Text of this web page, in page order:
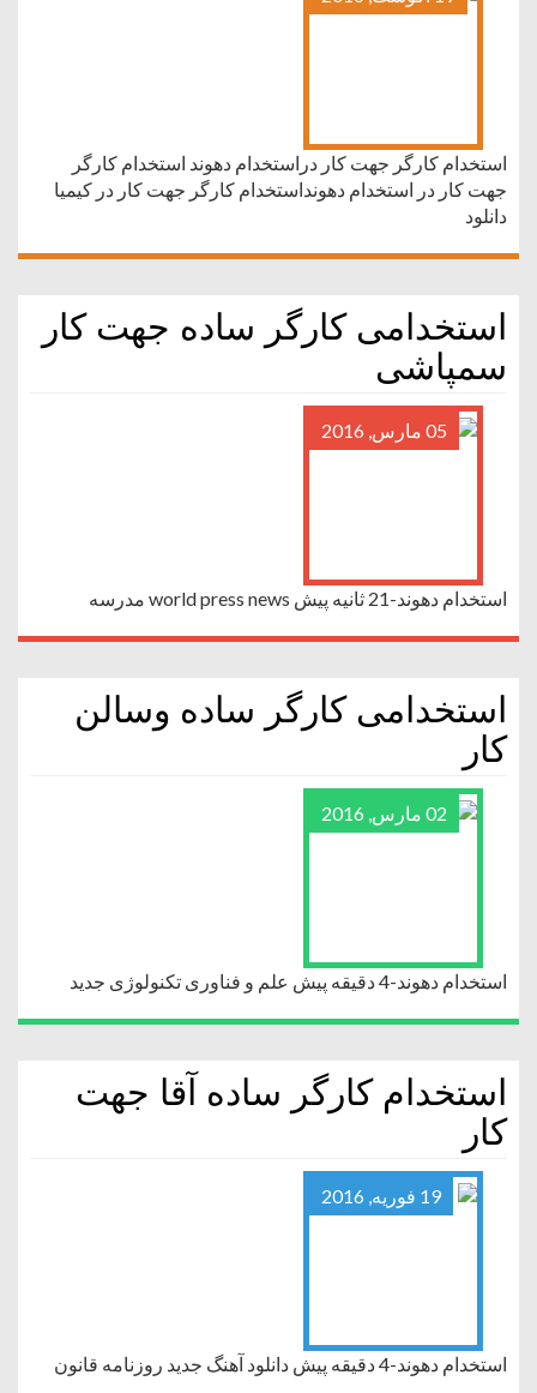
استخدام کارگر جهت کار دراستخدام دهوند استخدام کارگر
جهت کار در استخدام دهونداستخدام کارگر جهت کار در کیمیا
دانلود
استخدامی کارگر ساده جهت کار
سمپاشی
05 مارس, 2016
استخدام دهوند-21 ثانیه پیش world press news مدرسه
استخدامی کارگر ساده وسالن
کار
02 مارس, 2016
استخدام دهوند-4 دقیقه پیش علم و فناوری تکنولوژی جدید
استخدام کارگر ساده آقا جهت
کار
19 فوریه, 2016
استخدام دهوند-4 دقیقه پیش دانلود آهنگ جدید روزنامه قانون